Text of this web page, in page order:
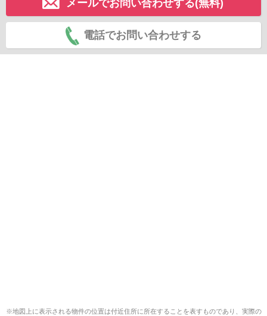
メールでお問い合わせする(無料)
電話でお問い合わせする
※地図上に表示される物件の位置は付近住所に所在することを表すものであり、実際の